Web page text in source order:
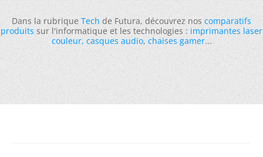
Dans la rubriqueTechde Futura, découvrez noscomparatifs
produitssur l'informatique et les technologies : imprimantes laser
couleur,casques audio,chaises gamer...